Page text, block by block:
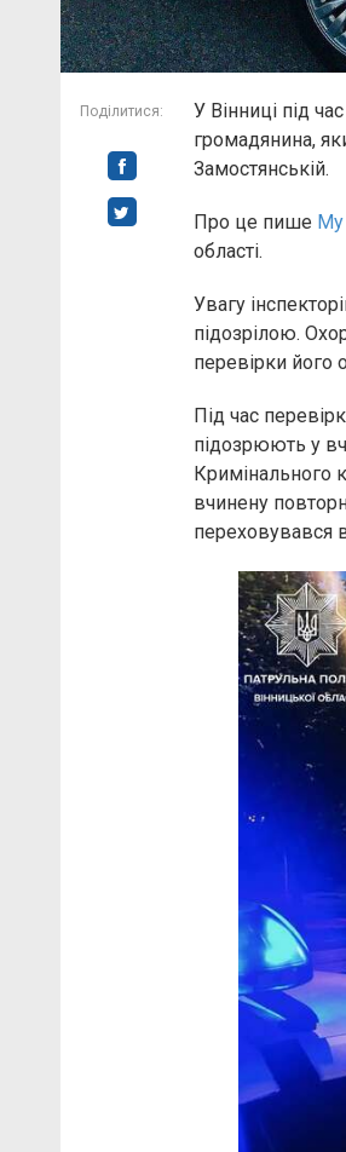
Поділитися:
У Вінниці під
громадянина,
Замостянській.
Про це пише
області.
Увагу
підозрілою.
перевірки його
Під час
підозрюють у
Кримінального
вчинену
переховувався